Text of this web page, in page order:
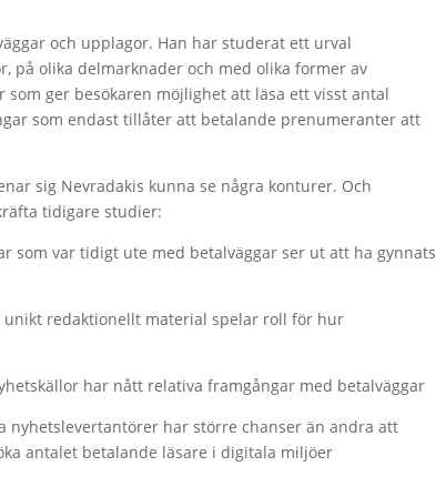
och upplagor. Han har studerat ett urval
på olika delmarknader och med olika former av
ger besökaren möjlighet att läsa ett visst antal
som endast tillåter att betalande prenumeranter att
sig Nevradakis kunna se några konturer. Och
tidigare studier:
som var tidigt ute med betalväggar ser ut att ha gynnats
unikt redaktionellt material spelar roll för hur
har nått relativa framgångar med betalväggar
nyhetslevertantörer har större chanser än andra att
antalet betalande läsare i digitala miljöer